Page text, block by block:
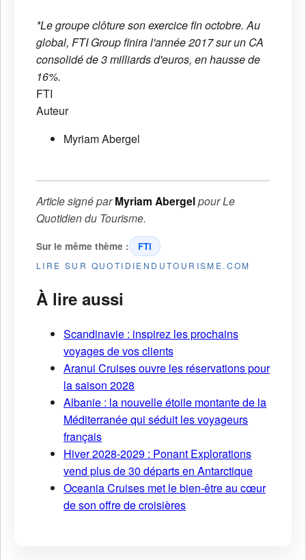
*Le groupe clôture son exercice fin octobre. Au
global, FTI Group finira l'année 2017 sur un CA
consolidé de 3 milliards d'euros, en hausse de
16%.
FTI
Auteur
Myriam Abergel
Article signé parMyriam AbergelpourLe
Quotidien du Tourisme.
Sur le même thème : FTI
LIRE SUR QUOTIDIENDUTOURISME.COM
À lire aussi
Scandinavie : inspirez les prochains
voyages de vos clients
Aranui Cruises ouvre les réservations pour
la saison 2028
Albanie : la nouvelle étoile montante de la
Méditerranée qui séduit les voyageurs
français
Hiver 2028-2029 : Ponant Explorations
vend plus de 30 départs en Antarctique
Oceania Cruises met le bien-être au cœur
de son offre de croisières